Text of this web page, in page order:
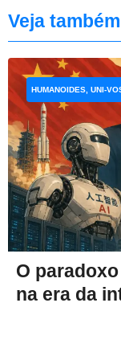
Veja também
O
na era da
HUMANOIDES, UNI-